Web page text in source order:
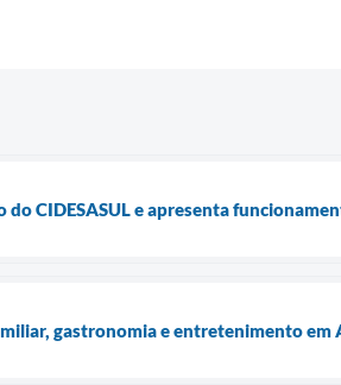
CIDESASUL e apresenta
gastronomia e entretenimento em